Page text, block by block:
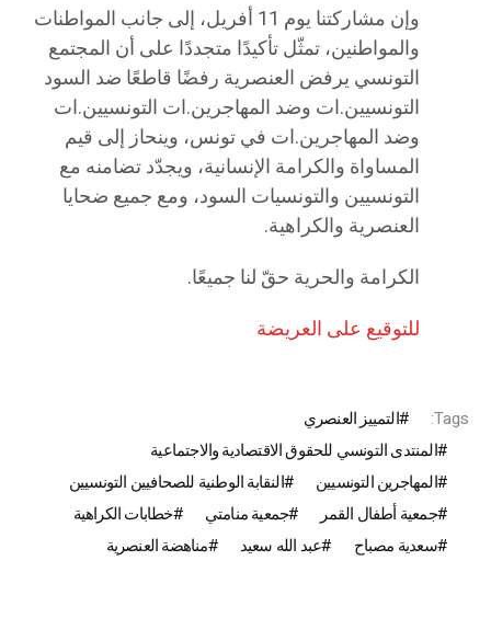
وإن مشاركتنا يوم 11 أفريل، إلى جانب المواطنات
والمواطنين، تمثّل تأكيدًا متجددًا على أن المجتمع
التونسي يرفض العنصرية رفضًا قاطعًا ضد السود
التونسيين.ات وضد المهاجرين.ات التونسيين.ات
وضد المهاجرين.ات في تونس، وينحاز إلى قيم
المساواة والكرامة الإنسانية، ويجدّد تضامنه مع
التونسيين والتونسيات السود، ومع جميع ضحايا
العنصرية والكراهية.
الكرامة والحرية حقّ لنا جميعًا.
للتوقيع على العريضة
Tags:
التمييز العنصري
المنتدى التونسي للحقوق الاقتصادية والاجتماعية
المهاجرين التونسيين
النقابة الوطنية للصحافيين التونسيين
جمعية أطفال القمر
جمعية منامتي
خطابات الكراهية
سعدية مصباح
عبد الله سعيد مناهضة العنصرية